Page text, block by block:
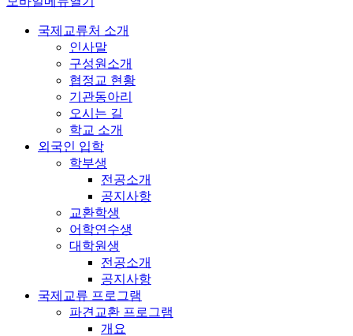
국제교류처 소개
인사말
구성원소개
협정교 현황
기관동아리
오시는 길
학교 소개
외국인 입학
학부생
전공소개
공지사항
교환학생
어학연수생
대학원생
전공소개
공지사항
국제교류 프로그램
파견교환 프로그램
개요